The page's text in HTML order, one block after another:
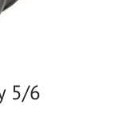
5/6